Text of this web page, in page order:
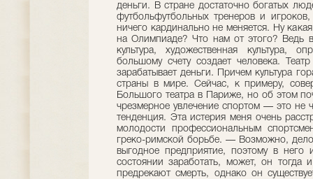
деньги. В стране достаточно бо­гатых
футболь­футболь­ных тренеров и
ничего кардинально не ме­няется. Ну
на Олимпиаде? Что нам от это­го? Ведь
культура, ху­дожественная культура,
большому счету создает че­ловека.
зарабаты­вает деньги. Причем культура
страны в мире. Сейчас, к примеру,
Большого театра в Париже, но об этом
чрез­мерное увлечение спортом — это не
тенденция. Эта истерия меня очень
молодости профессиональным
греко-римской борьбе. — Возможно,
выгодное предприятие, поэтому в
состоя­нии заработать, может, он
предрекают смерть, однако он